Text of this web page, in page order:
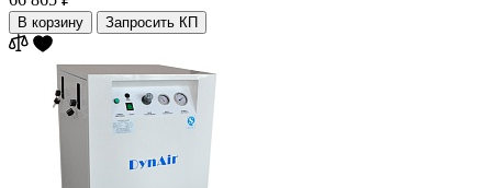
В корзину Запросить КП